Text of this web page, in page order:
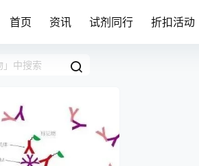
首页 资讯 试剂同行 折扣活动